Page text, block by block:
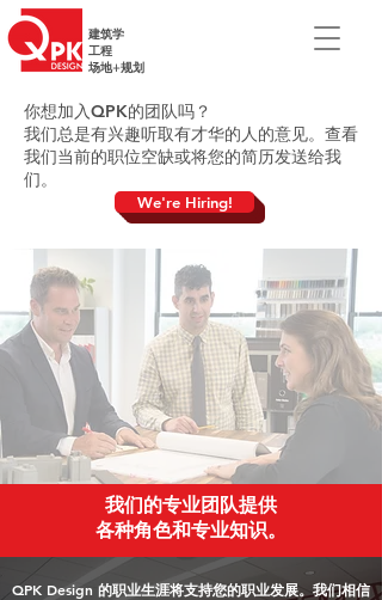
建筑学
工程
场地+规划
你想加入QPK的团队吗？
我们总是有兴趣听取有才华的人的意见。查看
我们当前的职位空缺或将您的简历发送给我
们。
We're Hiring!
我们的专业团队提供
各种角色和专业知识。
QPK Design 的职业生涯将支持您的职业发展。我们相信